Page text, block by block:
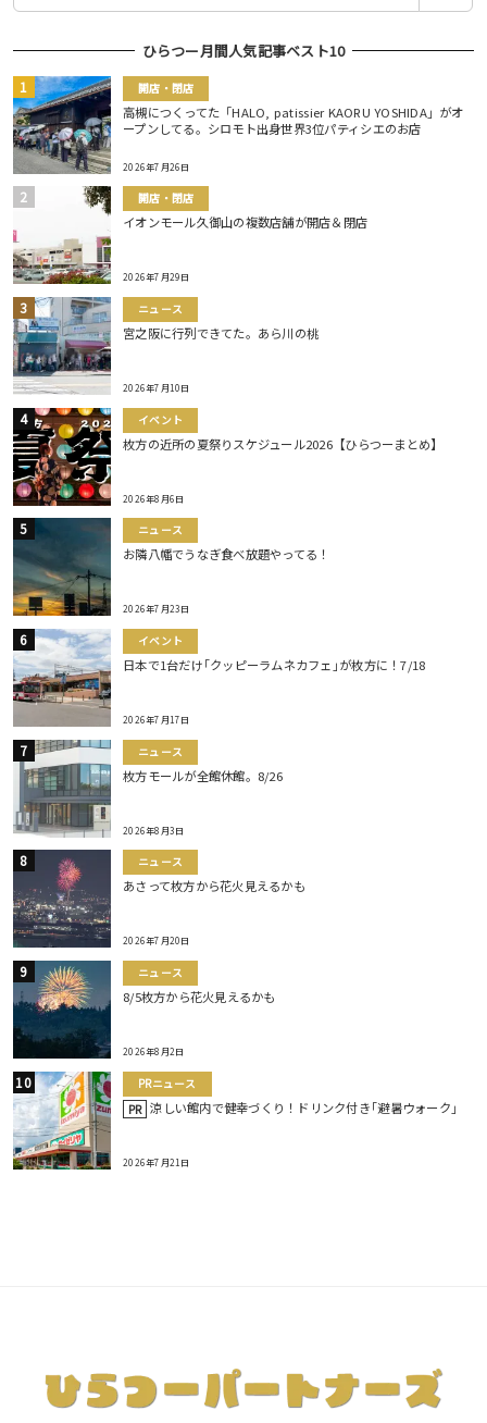
ひらつー月間人気記事ベスト10
開店・閉店
高槻につくってた「HALO, patissier KAORU YOSHIDA」がオ
ープンしてる。シロモト出身世界3位パティシエのお店
2026年7月26日
開店・閉店
イオンモール久御山の複数店舗が開店＆閉店
2026年7月29日
ニュース
宮之阪に行列できてた。あら川の桃
2026年7月10日
イベント
枚方の近所の夏祭りスケジュール2026【ひらつーまとめ】
2026年8月6日
ニュース
お隣八幡でうなぎ食べ放題やってる！
2026年7月23日
イベント
日本で1台だけ｢クッピーラムネカフェ｣が枚方に！7/18
2026年7月17日
ニュース
枚方モールが全館休館。8/26
2026年8月3日
ニュース
あさって枚方から花火見えるかも
2026年7月20日
ニュース
8/5枚方から花火見えるかも
2026年8月2日
PRニュース
PR 涼しい館内で健幸づくり！ドリンク付き｢避暑ウォーク｣
2026年7月21日